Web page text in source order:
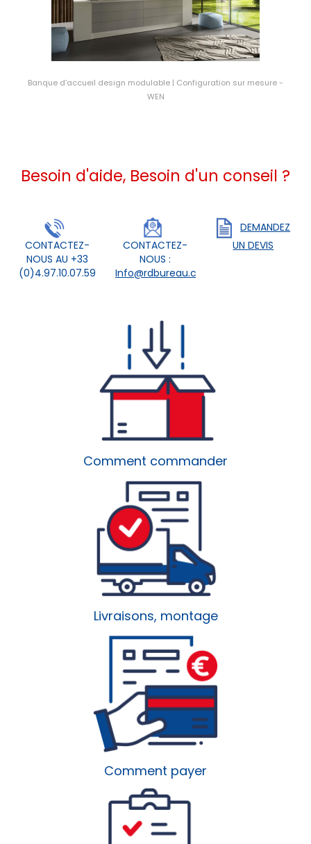
Banque d’accueil design modulable | Configuration sur mesure -
WEN
Besoin d'aide, Besoin d'un conseil ?
CONTACTEZ-
NOUS AU +33
(0)4.97.10.07.59
CONTACTEZ-
NOUS :
Info@rdbureau.com
DEMANDEZ
UN DEVIS
Comment commander
Livraisons, montage
Comment payer